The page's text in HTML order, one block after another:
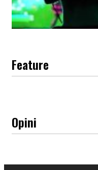
Feature
Opini